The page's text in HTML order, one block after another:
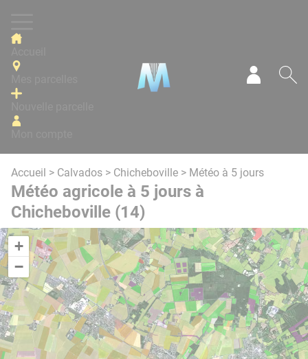
Accueil > Calvados > Chicheboville > Météo à 5 jours
Météo agricole à 5 jours à
Chicheboville (14)
+
−